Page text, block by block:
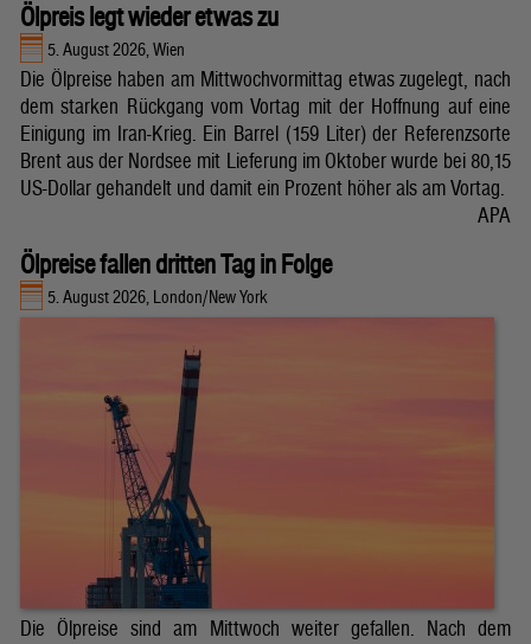
Ölpreis legt wieder etwas zu
5. August 2026, Wien
Die Ölpreise haben am Mittwochvormittag etwas zugelegt, nach
dem starken Rückgang vom Vortag mit der Hoffnung auf eine
Einigung im Iran-Krieg. Ein Barrel (159 Liter) der Referenzsorte
Brent aus der Nordsee mit Lieferung im Oktober wurde bei 80,15
US-Dollar gehandelt und damit ein Prozent höher als am Vortag.
APA
Ölpreise fallen dritten Tag in Folge
5. August 2026, London/New York
Die Ölpreise sind am Mittwoch weiter gefallen. Nach dem